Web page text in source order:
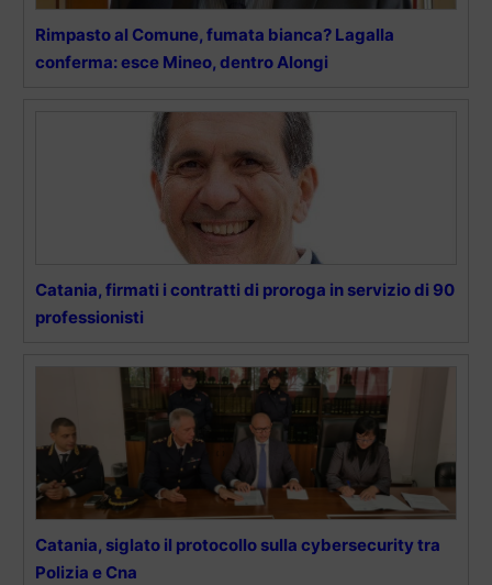
Rimpasto al Comune, fumata bianca? Lagalla
conferma: esce Mineo, dentro Alongi
Catania, firmati i contratti di proroga in servizio di 90
professionisti
Catania, siglato il protocollo sulla cybersecurity tra
Polizia e Cna